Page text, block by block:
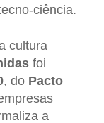
ciência.
cultura
foi
, do Pacto
a